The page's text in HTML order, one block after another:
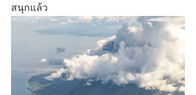
สนุกแล้ว